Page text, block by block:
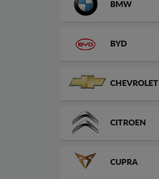
BMW
BYD
CHEVROLET
CITROEN
CUPRA